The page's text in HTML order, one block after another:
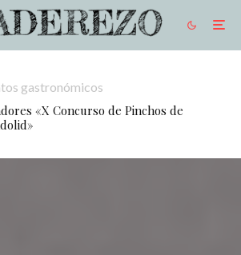
gastronómicos
«X Concurso de Pinchos de